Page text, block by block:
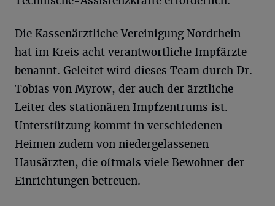
Die Kassenärztliche Vereinigung Nordrhein
hat im Kreis acht verantwortliche Impfärzte
benannt. Geleitet wird dieses Team durch Dr.
Tobias von Myrow, der auch der ärztliche
Leiter des stationären Impfzentrums ist.
Unterstützung kommt in verschiedenen
Heimen zudem von niedergelassenen
Hausärzten, die oftmals viele Bewohner der
Einrichtungen betreuen.